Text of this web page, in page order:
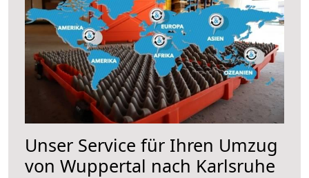
Unser Service für Ihren Umzug
von Wuppertal nach Karlsruhe